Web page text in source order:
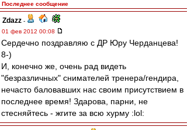
Последнее сообщение
Zdazz -
01 фев 2012 00:08
Сердечно поздравляю с ДР Юру Черданцева!
8-)
И, конечно же, очень рад видеть
"безразличных" снимателей тренера/гендира,
нечасто баловавших нас своим присутствием в
последнее время! Здарова, парни, не
стесняйтесь - жгите за всю хурму :lol: